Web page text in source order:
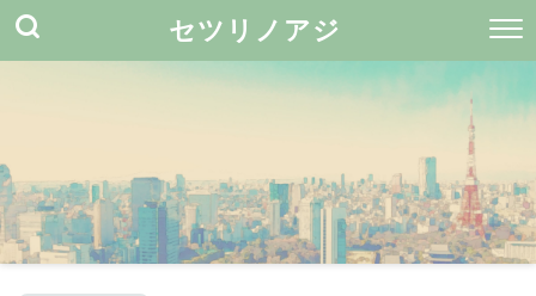
セツリノアジ